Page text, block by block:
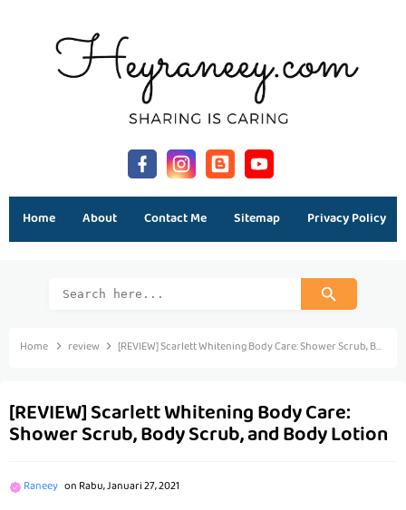
Home About Contact Me Sitemap Privacy Policy
Home review [REVIEW] Scarlett Whitening Body Care: Shower Scrub, Body Scrub, and Body Lotion
[REVIEW] Scarlett Whitening Body Care:
Shower Scrub, Body Scrub, and Body Lotion
Raneey onRabu, Januari 27, 2021